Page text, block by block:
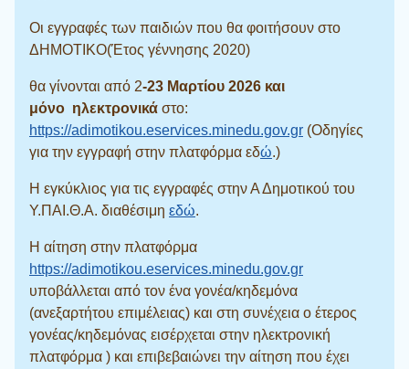
Οι εγγραφές των παιδιών που θα φοιτήσουν στο
ΔΗΜΟΤΙΚΟ(Έτος γέννησης 2020)
θα γίνονται από 2-23 Μαρτίου 2026 και
μόνο ηλεκτρονικά στο:
https://adimotikou.eservices.minedu.gov.gr (Οδηγίες
για την εγγραφή στην πλατφόρμα εδώ.)
Η εγκύκλιος για τις εγγραφές στην Α Δημοτικού του
Υ.ΠΑΙ.Θ.Α. διαθέσιμη εδώ.
Η αίτηση στην πλατφόρμα
https://adimotikou.eservices.minedu.gov.gr
υποβάλλεται από τον ένα γονέα/κηδεμόνα
(ανεξαρτήτου επιμέλειας) και στη συνέχεια ο έτερος
γονέας/κηδεμόνας εισέρχεται στην ηλεκτρονική
πλατφόρμα ) και επιβεβαιώνει την αίτηση που έχει